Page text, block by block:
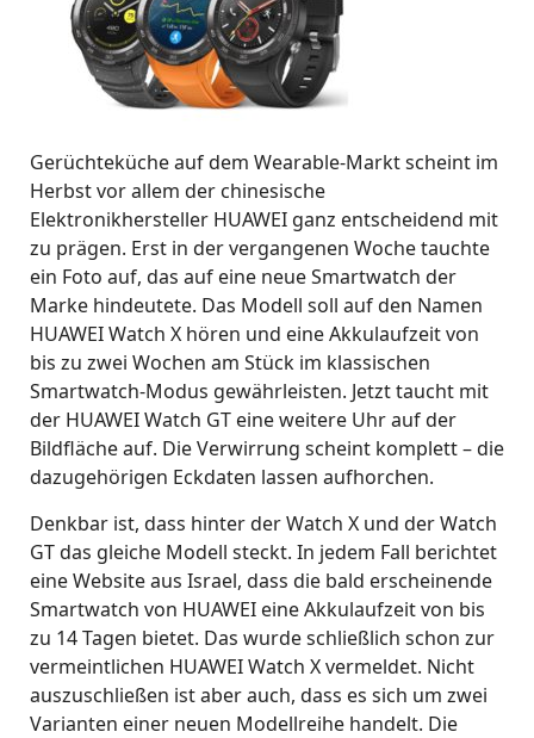
Gerüchteküche auf dem Wearable-Markt scheint im
Herbst vor allem der chinesische
Elektronikhersteller HUAWEI ganz entscheidend mit
zu prägen. Erst in der vergangenen Woche tauchte
ein Foto auf, das auf eine neue Smartwatch der
Marke hindeutete. Das Modell soll auf den Namen
HUAWEI Watch X hören und eine Akkulaufzeit von
bis zu zwei Wochen am Stück im klassischen
Smartwatch-Modus gewährleisten. Jetzt taucht mit
der HUAWEI Watch GT eine weitere Uhr auf der
Bildfläche auf. Die Verwirrung scheint komplett – die
dazugehörigen Eckdaten lassen aufhorchen.
Denkbar ist, dass hinter der Watch X und der Watch
GT das gleiche Modell steckt. In jedem Fall berichtet
eine Website aus Israel, dass die bald erscheinende
Smartwatch von HUAWEI eine Akkulaufzeit von bis
zu 14 Tagen bietet. Das wurde schließlich schon zur
vermeintlichen HUAWEI Watch X vermeldet. Nicht
auszuschließen ist aber auch, dass es sich um zwei
Varianten einer neuen Modellreihe handelt. Die